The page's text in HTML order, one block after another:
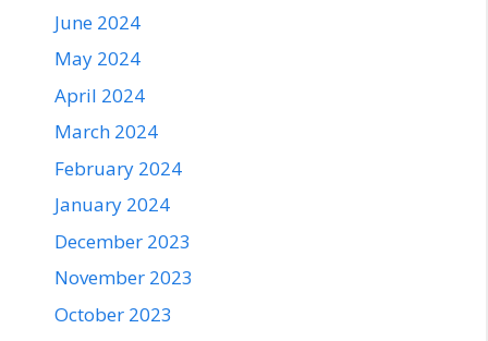
June 2024
May 2024
April 2024
March 2024
February 2024
January 2024
December 2023
November 2023
October 2023